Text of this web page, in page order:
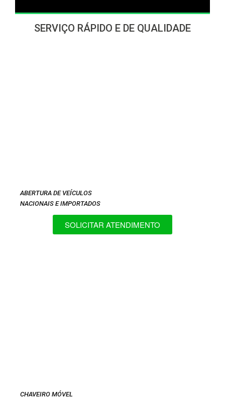
SERVIÇO RÁPIDO E DE QUALIDADE
ABERTURA DE VEÍCULOS
NACIONAIS E IMPORTADOS
SOLICITAR ATENDIMENTO
CHAVEIRO MÓVEL